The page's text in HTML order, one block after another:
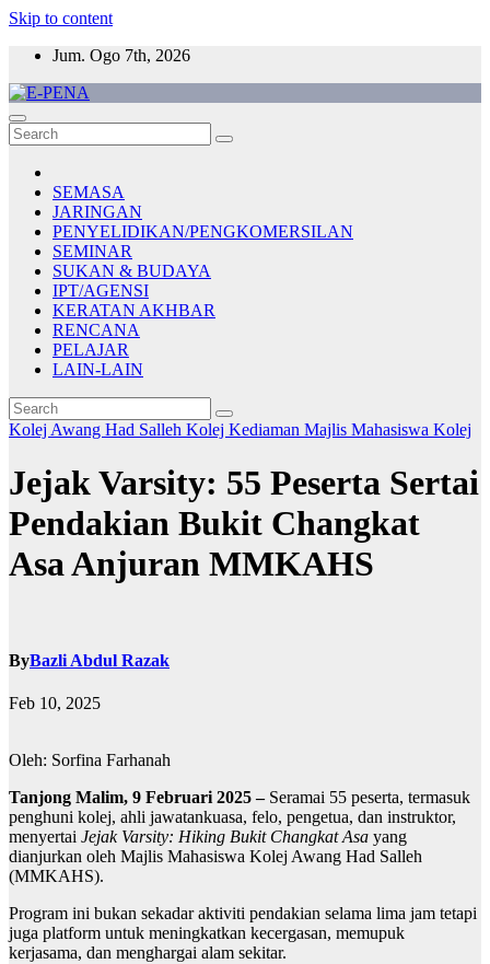
Skip to content
Jum. Ogo 7th, 2026
E-PENA
Berita Digital Terkini
SEMASA
JARINGAN
PENYELIDIKAN/PENGKOMERSILAN
SEMINAR
SUKAN & BUDAYA
IPT/AGENSI
KERATAN AKHBAR
RENCANA
PELAJAR
LAIN-LAIN
Kolej Awang Had Salleh Kolej Kediaman Majlis Mahasiswa Kolej
Jejak Varsity: 55 Peserta Sertai
Pendakian Bukit Changkat
Asa Anjuran MMKAHS
ByBazli Abdul Razak
Feb 10, 2025
Oleh: Sorfina Farhanah
Tanjong Malim, 9 Februari 2025 – Seramai 55 peserta, termasuk
penghuni kolej, ahli jawatankuasa, felo, pengetua, dan instruktor,
menyertai Jejak Varsity: Hiking Bukit Changkat Asa yang
dianjurkan oleh Majlis Mahasiswa Kolej Awang Had Salleh
(MMKAHS).
Program ini bukan sekadar aktiviti pendakian selama lima jam tetapi
juga platform untuk meningkatkan kecergasan, memupuk
kerjasama, dan menghargai alam sekitar.